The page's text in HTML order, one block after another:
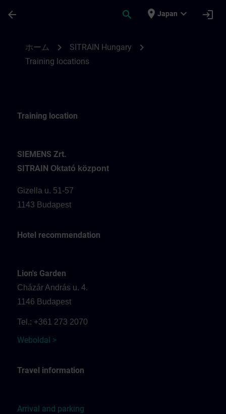
arrow_back search place Japan expand_more login
ホーム chevron_right SITRAIN Hungary chevron_right
Training locations
Training location
SIEMENS Zrt.
SITRAIN Oktató központ
Gizella u. 51-57
1143 Budapest
Hotel recommendation
Lion's Garden
Cházár András u. 4.
1146 Budapest
Tel.: +361 273 2070
Weboldal >
Travel information
Arrival and parking